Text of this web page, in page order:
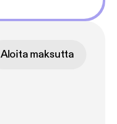
Aloita maksutta